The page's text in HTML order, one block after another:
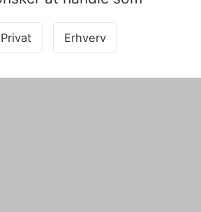
Privat Erhverv
møde verdenseliten. Med Danmark,